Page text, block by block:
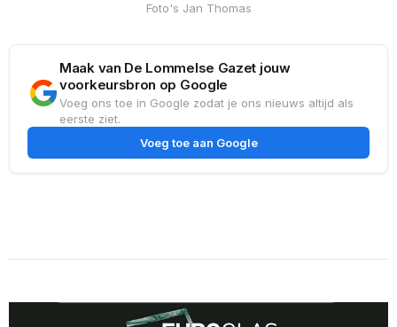
Foto's Jan Thomas
Maak van De Lommelse Gazet jouw
voorkeursbron op Google
Voeg ons toe in Google zodat je ons nieuws altijd als
eerste ziet.
Voeg toe aan Google